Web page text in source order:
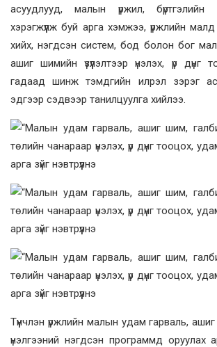
асуудлууд, малын үржил, бүртгэлийн
хэрэгжүүлж буй арга хэмжээ, үржлийн малд
хийх, нэгдсэн систем, бод болон бог
ашиг шимийн үзүүлэлтээр үнэлэх, үр
гадаад шинж тэмдгийн илрэл зэрэг
эдгээр сэдвээр танилцуулга хийлээ.
Түүнчлэн үржлийн малын удам гарваль, ашиг
үнэлгээний нэгдсэн программд оруулах